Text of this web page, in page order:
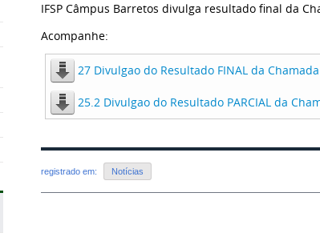
IFSP Câmpus Barretos divulga resultado final da
Acompanhe:
27 Divulgao do Resultado FINAL da
25.2 Divulgao do Resultado PARCIAL da
registrado em: Notícias